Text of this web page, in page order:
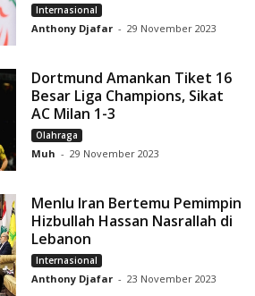
Internasional
Anthony Djafar - 29 November 2023
Dortmund Amankan Tiket 16
Besar Liga Champions, Sikat
AC Milan 1-3
Olahraga
Muh - 29 November 2023
Menlu Iran Bertemu Pemimpin
Hizbullah Hassan Nasrallah di
Lebanon
Internasional
Anthony Djafar - 23 November 2023